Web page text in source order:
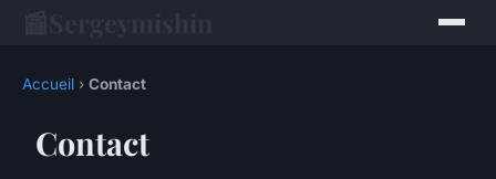
Accueil › Contact
Contact